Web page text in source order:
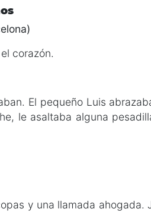
corazón.
El pequeño Luis
le asaltaba alguna
y una llamada ahogada.